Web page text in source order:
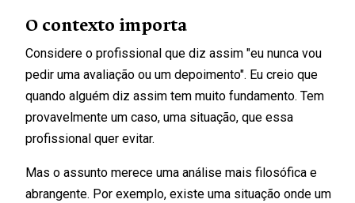
O contexto importa
Considere o profissional que diz assim "eu nunca vou
pedir uma avaliação ou um depoimento". Eu creio que
quando alguém diz assim tem muito fundamento. Tem
provavelmente um caso, uma situação, que essa
profissional quer evitar.
Mas o assunto merece uma análise mais filosófica e
abrangente. Por exemplo, existe uma situação onde um